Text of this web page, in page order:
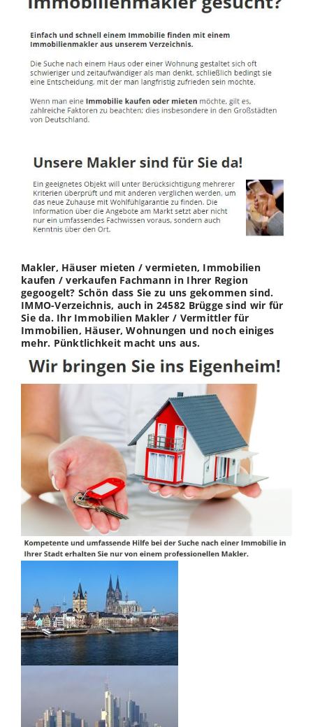
Makler, Häuser mieten / vermieten, Immobilien
kaufen / verkaufen Fachmann in Ihrer Region
gegoogelt? Schön dass Sie zu uns gekommen sind.
IMMO-Verzeichnis, auch in 24582 Brügge sind wir für
Sie da. Ihr Immobilien Makler / Vermittler für
Immobilien, Häuser, Wohnungen und noch einiges
mehr. Pünktlichkeit macht uns aus.